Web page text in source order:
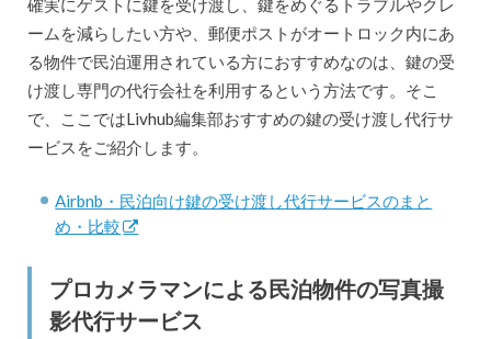
確実にゲストに鍵を受け渡し、鍵をめぐるトラブルやクレ
ームを減らしたい方や、郵便ポストがオートロック内にあ
る物件で民泊運用されている方におすすめなのは、鍵の受
け渡し専門の代行会社を利用するという方法です。そこ
で、ここではLivhub編集部おすすめの鍵の受け渡し代行サ
ービスをご紹介します。
Airbnb・民泊向け鍵の受け渡し代行サービスのまと
め・比較
プロカメラマンによる民泊物件の写真撮
影代行サービス